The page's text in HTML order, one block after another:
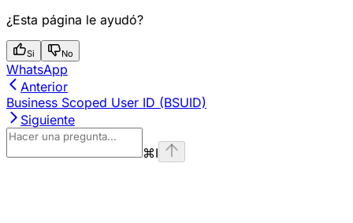
¿Esta página le ayudó?
Si No
WhatsApp
Anterior
Business Scoped User ID (BSUID)
Siguiente
⌘I